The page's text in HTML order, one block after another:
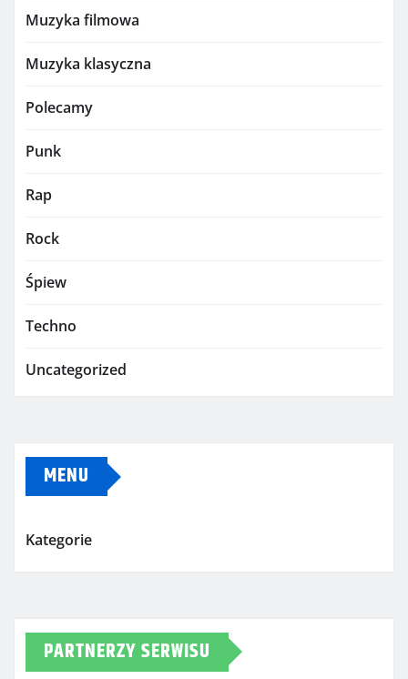
Muzyka filmowa
Muzyka klasyczna
Polecamy
Punk
Rap
Rock
Śpiew
Techno
Uncategorized
MENU
Kategorie
PARTNERZY SERWISU